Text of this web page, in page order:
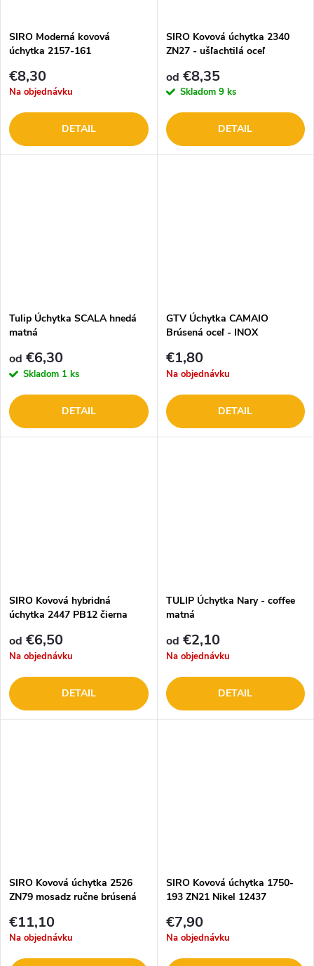
SIRO Moderná kovová
úchytka 2157-161
€8,30
Na objednávku
DETAIL
SIRO Kovová úchytka 2340
ZN27 - ušľachtilá oceľ
od €8,35
Skladom 9 ks
DETAIL
Tulip Úchytka SCALA hnedá
matná
od €6,30
Skladom 1 ks
DETAIL
GTV Úchytka CAMAIO
Brúsená oceľ - INOX
€1,80
Na objednávku
DETAIL
SIRO Kovová hybridná
úchytka 2447 PB12 čierna
od €6,50
Na objednávku
DETAIL
TULIP Úchytka Nary - coffee
matná
od €2,10
Na objednávku
DETAIL
SIRO Kovová úchytka 2526
ZN79 mosadz ručne brúsená
€11,10
Na objednávku
SIRO Kovová úchytka 1750-
193 ZN21 Nikel 12437
€7,90
Na objednávku